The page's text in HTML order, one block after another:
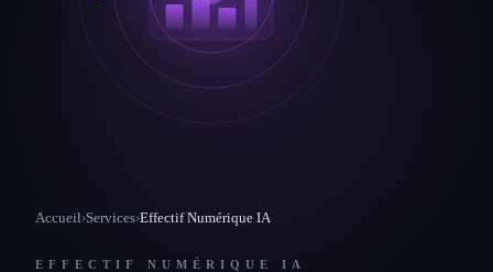
Accueil›Services›Effectif Numérique IA
EFFECTIF NUMÉRIQUE IA